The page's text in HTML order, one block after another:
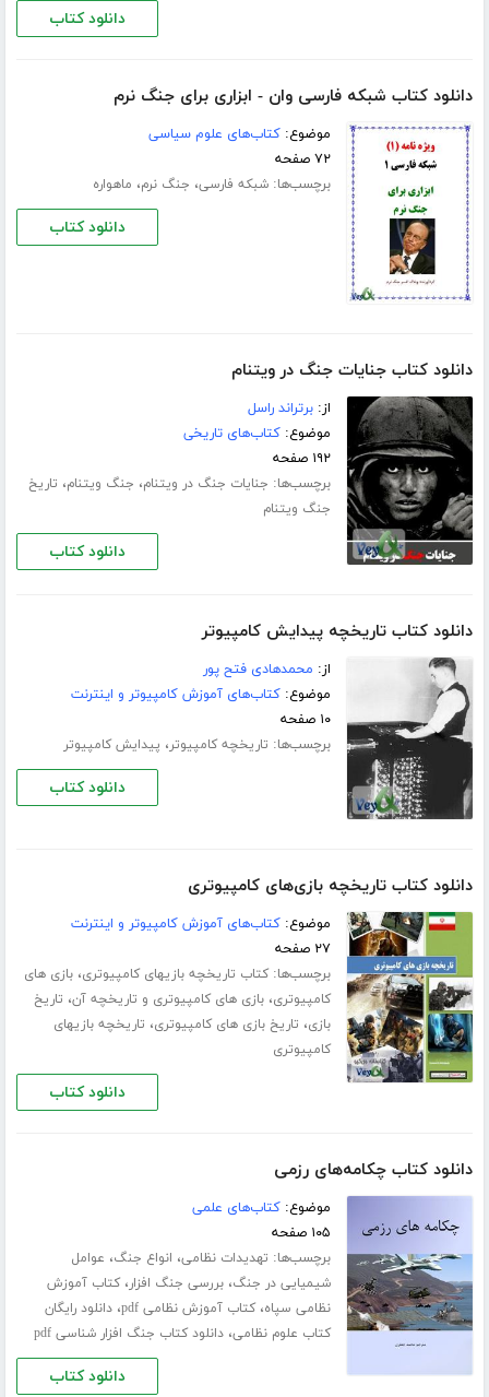
دانلود کتاب
دانلود کتاب شبکه فارسی وان - ابزاری برای جنگ نرم
موضوع:کتاب‌های علوم سیاسی
۷۲ صفحه
برچسب‌ها:شبکه فارسی، جنگ نرم، ماهواره
دانلود کتاب
دانلود کتاب جنایات جنگ در ویتنام
از:برتراند راسل
موضوع:کتاب‌های تاریخی
۱۹۲ صفحه
برچسب‌ها: جنایات جنگ در ویتنام، جنگ ویتنام، تاریخ
جنگ ویتنام
دانلود کتاب
دانلود کتاب تاریخچه پیدایش کامپیوتر
از: محمدهادی فتح پور
موضوع:کتاب‌های آموزش کامپیوتر و اینترنت
۱۰ صفحه
برچسب‌ها: تاریخچه کامپیوتر، پیدایش کامپیوتر
دانلود کتاب
دانلود کتاب تاریخچه بازی‌های کامپیوتری
موضوع:کتاب‌های آموزش کامپیوتر و اینترنت
۲۷ صفحه
برچسب‌ها:کتاب تاریخچه بازیهای کامپیوتری،بازی های
کامپیوتری،بازی های کامپیوتری و تاریخچه آن، تاریخ
بازی، تاریخ بازی های کامپیوتری، تاریخچه بازیهای
کامپیوتری
دانلود کتاب
دانلود کتاب چکامه‌های رزمی
موضوع:کتاب‌های علمی
۱۰۵ صفحه
برچسب‌ها: تهدیدات نظامی، انواع جنگ، عوامل
شیمیایی در جنگ،بررسی جنگ افزار،کتاب آموزش
نظامی سپاه،کتاب آموزش نظامی pdf ،دانلود رایگان
کتاب علوم نظامی،دانلود کتاب جنگ افزار شناسی pdf
دانلود کتاب